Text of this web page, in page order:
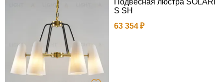
S SH
63 354